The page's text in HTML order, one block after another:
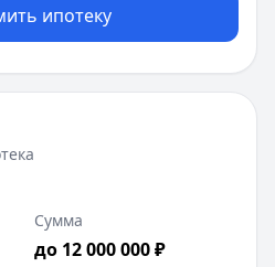
ипотеку
Сумма
до 12 000 000 ₽